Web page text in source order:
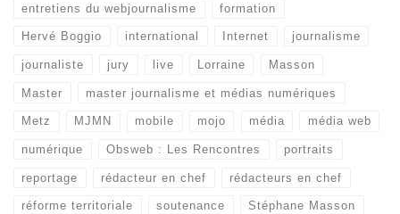
entretiens du webjournalisme formation
Hervé Boggio international Internet journalisme
journaliste jury live Lorraine Masson
Master master journalisme et médias numériques
Metz MJMN mobile mojo média média web
numérique Obsweb : Les Rencontres portraits
reportage rédacteur en chef rédacteurs en chef
réforme territoriale soutenance Stéphane Masson